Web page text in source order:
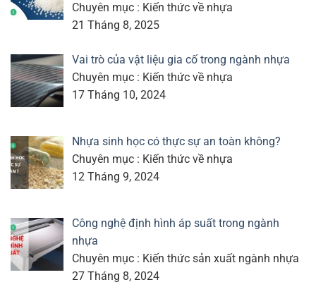
Chuyên mục : Kiến thức về nhựa
21 Tháng 8, 2025
Vai trò của vật liệu gia cố trong ngành nhựa
Chuyên mục : Kiến thức về nhựa
17 Tháng 10, 2024
Nhựa sinh học có thực sự an toàn không?
Chuyên mục : Kiến thức về nhựa
12 Tháng 9, 2024
Công nghệ định hình áp suất trong ngành
nhựa
Chuyên mục : Kiến thức sản xuất ngành nhựa
27 Tháng 8, 2024